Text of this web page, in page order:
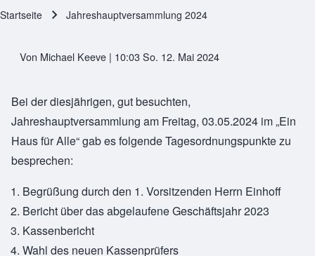
Startseite Jahreshauptversammlung 2024
Von Michael Keeve | 10:03 So. 12. Mai 2024
Bei der diesjährigen, gut besuchten,
Jahreshauptversammlung am Freitag, 03.05.2024 im „Ein
Haus für Alle“ gab es folgende Tagesordnungspunkte zu
besprechen:
Begrüßung durch den 1. Vorsitzenden Herrn Einhoff
Bericht über das abgelaufene Geschäftsjahr 2023
Kassenbericht
Wahl des neuen Kassenprüfers